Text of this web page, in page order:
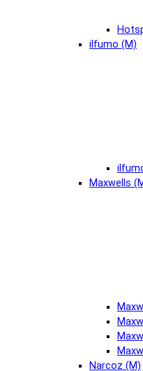
ilfumo (М)
Maxwells
Narcoz (М)